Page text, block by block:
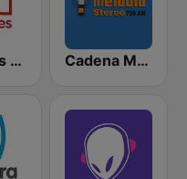
Deportes RCN Cadena Melodia 730 AM